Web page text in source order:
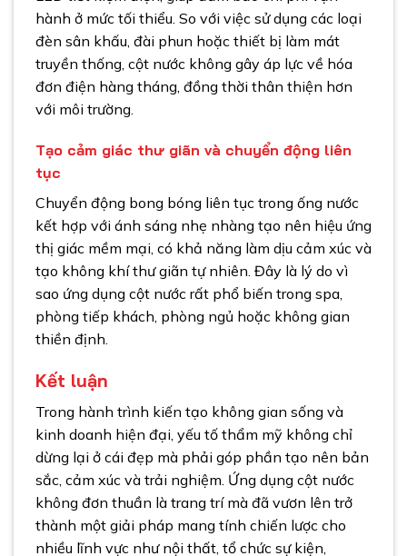
hành ở mức tối thiểu. So với việc sử dụng các loại
đèn sân khấu, đài phun hoặc thiết bị làm mát
truyền thống, cột nước không gây áp lực về hóa
đơn điện hàng tháng, đồng thời thân thiện hơn
với môi trường.
Tạo cảm giác thư giãn và chuyển động liên
tục
Chuyển động bong bóng liên tục trong ống nước
kết hợp với ánh sáng nhẹ nhàng tạo nên hiệu ứng
thị giác mềm mại, có khả năng làm dịu cảm xúc và
tạo không khí thư giãn tự nhiên. Đây là lý do vì
sao ứng dụng cột nước rất phổ biến trong spa,
phòng tiếp khách, phòng ngủ hoặc không gian
thiền định.
Kết luận
Trong hành trình kiến tạo không gian sống và
kinh doanh hiện đại, yếu tố thẩm mỹ không chỉ
dừng lại ở cái đẹp mà phải góp phần tạo nên bản
sắc, cảm xúc và trải nghiệm. Ứng dụng cột nước
không đơn thuần là trang trí mà đã vươn lên trở
thành một giải pháp mang tính chiến lược cho
nhiều lĩnh vực như nội thất, tổ chức sự kiện,